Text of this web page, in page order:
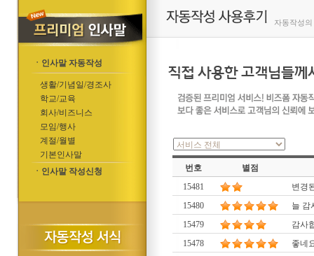
ㆍ인사말 자동작성
생활/기념일/경조사
학교/교육
회사/비즈니스
모임/행사
계절/월별
기본인사말
ㆍ인사말 작성신청
자동작성
번호
별점
15481
변경
15480
늘 감
15479
감사
15478
좋네